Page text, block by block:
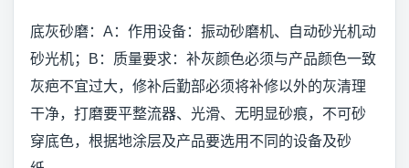
底灰砂磨：A：作用设备：振动砂磨机、自动砂光机动
砂光机；B：质量要求：补灰颜色必须与产品颜色一致
灰疤不宜过大，修补后勤部必须将补修以外的灰清理
干净，打磨要平整流器、光滑、无明显砂痕，不可砂
穿底色，根据地涂层及产品要选用不同的设备及砂